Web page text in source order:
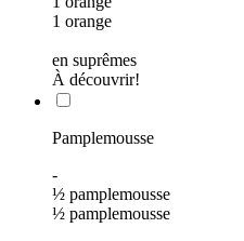
1 orange
en suprêmes
À découvrir!
Pamplemousse
-
½ pamplemousse
½ pamplemousse